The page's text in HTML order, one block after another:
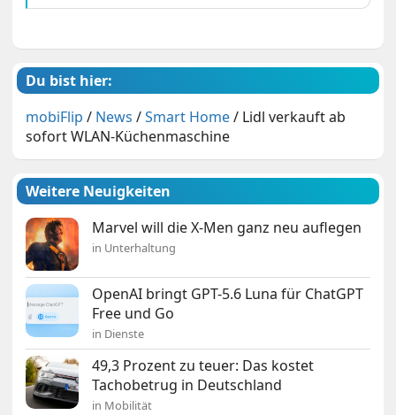
Du bist hier:
mobiFlip / News /Smart Home/ Lidl verkauft ab
sofort WLAN-Küchenmaschine
Weitere Neuigkeiten
Marvel will die X-Men ganz neu auflegen
in Unterhaltung
OpenAI bringt GPT-5.6 Luna für ChatGPT
Free und Go
in Dienste
49,3 Prozent zu teuer: Das kostet
Tachobetrug in Deutschland
in Mobilität